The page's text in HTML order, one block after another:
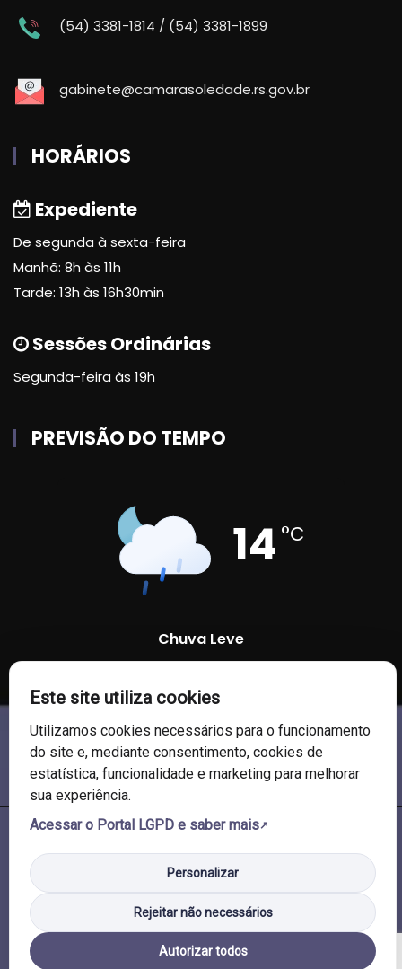
(54) 3381-1814 / (54) 3381-1899
gabinete@camarasoledade.rs.gov.br
HORÁRIOS
Expediente
De segunda à sexta-feira
Manhã: 8h às 11h
Tarde: 13h às 16h30min
Sessões Ordinárias
Segunda-feira às 19h
PREVISÃO DO TEMPO
14 °C
Chuva Leve
97 % 1011 mb
reservados.
Este site utiliza cookies
Utilizamos cookies necessários para o funcionamento
do site e, mediante consentimento, cookies de
estatística, funcionalidade e marketing para melhorar
sua experiência.
Acessar o Portal LGPD e saber mais
Personalizar
Rejeitar não necessários
Autorizar todos